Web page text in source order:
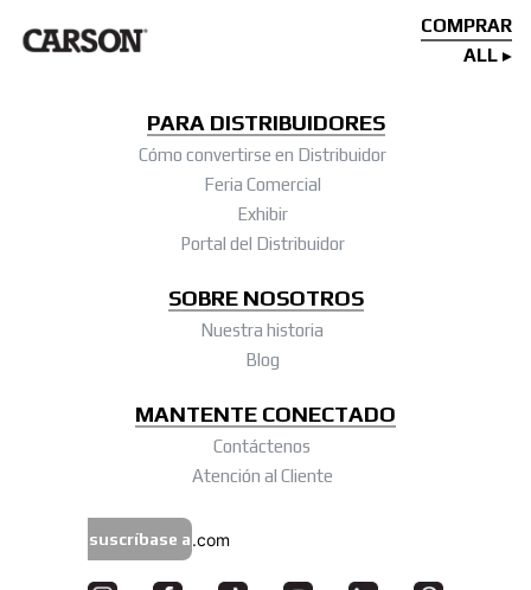
COMPRAR
ALL
PARA DISTRIBUIDORES
Cómo convertirse en Distribuidor
Feria Comercial
Exhibir
Portal del Distribuidor
SOBRE NOSOTROS
Nuestra historia
Blog
MANTENTE CONECTADO
Contáctenos
Atención al Cliente
suscríbase a